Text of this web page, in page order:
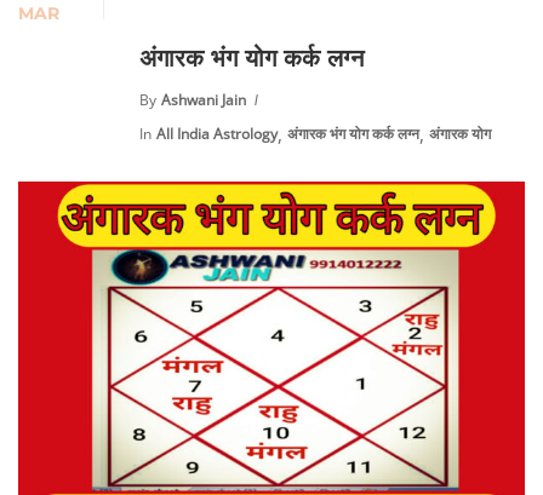
MAR
अंगारक भंग योग कर्क लग्न
By Ashwani Jain
In All India Astrology, अंगारक भंग योग कर्क लग्न, अंगारक योग